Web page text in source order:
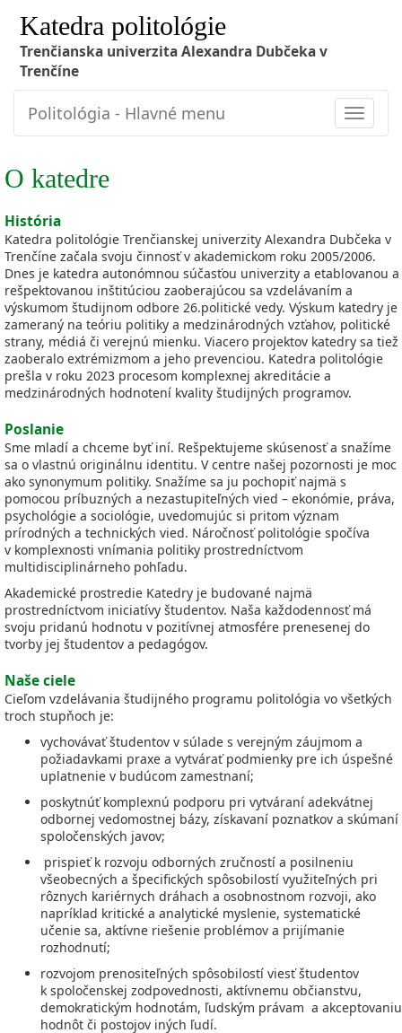
Katedra politológie
Trenčianska univerzita Alexandra Dubčeka v
Trenčíne
Toggle
Politológia - Hlavné menu
O katedre
História
Katedra politológie Trenčianskej univerzity Alexandra Dubčeka v
Trenčíne začala svoju činnosť v akademickom roku 2005/2006.
Dnes je katedra autonómnou súčasťou univerzity a etablovanou a
rešpektovanou inštitúciou zaoberajúcou sa vzdelávaním a
výskumom študijnom odbore 26.politické vedy. Výskum katedry je
zameraný na teóriu politiky a medzinárodných vzťahov, politické
strany, médiá či verejnú mienku. Viacero projektov katedry sa tiež
zaoberalo extrémizmom a jeho prevenciou. Katedra politológie
prešla v roku 2023 procesom komplexnej akreditácie a
medzinárodných hodnotení kvality študijných programov.
Poslanie
Sme mladí a chceme byť iní. Rešpektujeme skúsenosť a snažíme
sa o vlastnú originálnu identitu. V centre našej pozornosti je moc
ako synonymum politiky. Snažíme sa ju pochopiť najmä s
pomocou príbuzných a nezastupiteľných vied – ekonómie, práva,
psychológie a sociológie, uvedomujúc si pritom význam
prírodných a technických vied. Náročnosť politológie spočíva
v komplexnosti vnímania politiky prostredníctvom
multidisciplinárneho pohľadu.
Akademické prostredie Katedry je budované najmä
prostredníctvom iniciatívy študentov. Naša každodennosť má
svoju pridanú hodnotu v pozitívnej atmosfére prenesenej do
tvorby jej študentov a pedagógov.
Naše ciele
Cieľom vzdelávania študijného programu politológia vo všetkých
troch stupňoch je:
vychovávať študentov v súlade s verejným záujmom a
požiadavkami praxe a vytvárať podmienky pre ich úspešné
uplatnenie v budúcom zamestnaní;
poskytnúť komplexnú podporu pri vytváraní adekvátnej
odbornej vedomostnej bázy, získavaní poznatkov a skúmaní
spoločenských javov;
prispieť k rozvoju odborných zručností a posilneniu
všeobecných a špecifických spôsobilostí využiteľných pri
rôznych kariérnych dráhach a osobnostnom rozvoji, ako
napríklad kritické a analytické myslenie, systematické
učenie sa, aktívne riešenie problémov a prijímanie
rozhodnutí;
rozvojom prenositeľných spôsobilostí viesť študentov
k spoločenskej zodpovednosti, aktívnemu občianstvu,
demokratickým hodnotám, ľudským právam a akceptovaniu
hodnôt či postojov iných ľudí.